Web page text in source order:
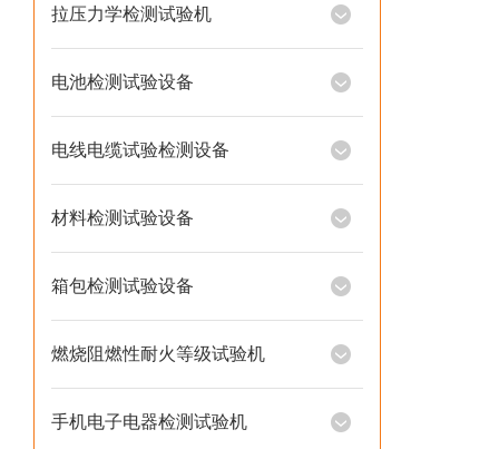
拉压力学检测试验机
电池检测试验设备
电线电缆试验检测设备
材料检测试验设备
箱包检测试验设备
燃烧阻燃性耐火等级试验机
手机电子电器检测试验机